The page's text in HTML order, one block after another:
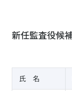
新任監査役候
氏 名